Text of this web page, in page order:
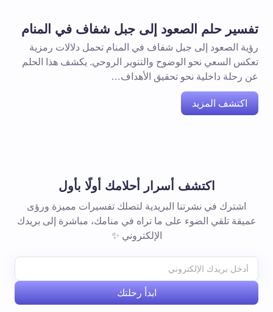
تفسير حلم الصعود إلى جبل شفاف في المنام
رؤية الصعود إلى جبل شفاف في المنام تحمل دلالات رمزية
تعكس السعي نحو الوضوح والتنوير الروحي. يكشف هذا الحلم
عن رحلة داخلية نحو تحقيق الأهداف…
اكتشف المزيد
اكتشف أسرار أحلامك أولًا بأول
اشترك في نشرتنا البريدية لتصلك تفسيرات مميزة ورؤى
عميقة تلقي الضوء على ما تراه في منامك، مباشرة إلى بريدك
الإلكتروني ✨
ابدأ رحلتك